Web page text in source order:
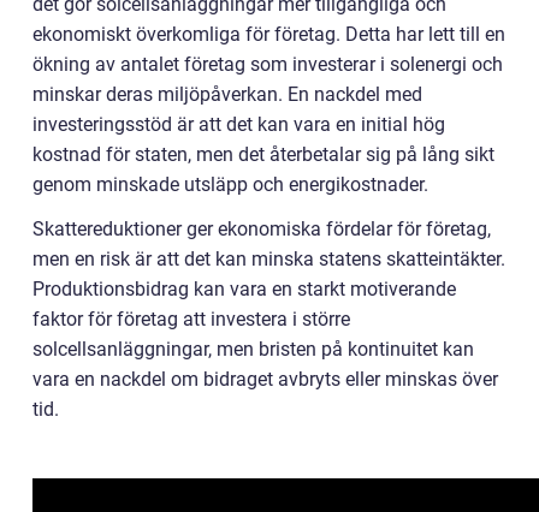
det gör solcellsanläggningar mer tillgängliga och
ekonomiskt överkomliga för företag. Detta har lett till en
ökning av antalet företag som investerar i solenergi och
minskar deras miljöpåverkan. En nackdel med
investeringsstöd är att det kan vara en initial hög
kostnad för staten, men det återbetalar sig på lång sikt
genom minskade utsläpp och energikostnader.
Skattereduktioner ger ekonomiska fördelar för företag,
men en risk är att det kan minska statens skatteintäkter.
Produktionsbidrag kan vara en starkt motiverande
faktor för företag att investera i större
solcellsanläggningar, men bristen på kontinuitet kan
vara en nackdel om bidraget avbryts eller minskas över
tid.